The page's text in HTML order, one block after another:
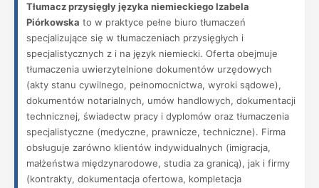
Tłumacz przysięgły języka niemieckiego Izabela
Piórkowska to w praktyce pełne biuro tłumaczeń
specjalizujące się w tłumaczeniach przysięgłych i
specjalistycznych z i na język niemiecki. Oferta obejmuje
tłumaczenia uwierzytelnione dokumentów urzędowych
(akty stanu cywilnego, pełnomocnictwa, wyroki sądowe),
dokumentów notarialnych, umów handlowych, dokumentacji
technicznej, świadectw pracy i dyplomów oraz tłumaczenia
specjalistyczne (medyczne, prawnicze, techniczne). Firma
obsługuje zarówno klientów indywidualnych (imigracja,
małżeństwa międzynarodowe, studia za granicą), jak i firmy
(kontrakty, dokumentacja ofertowa, kompletacja